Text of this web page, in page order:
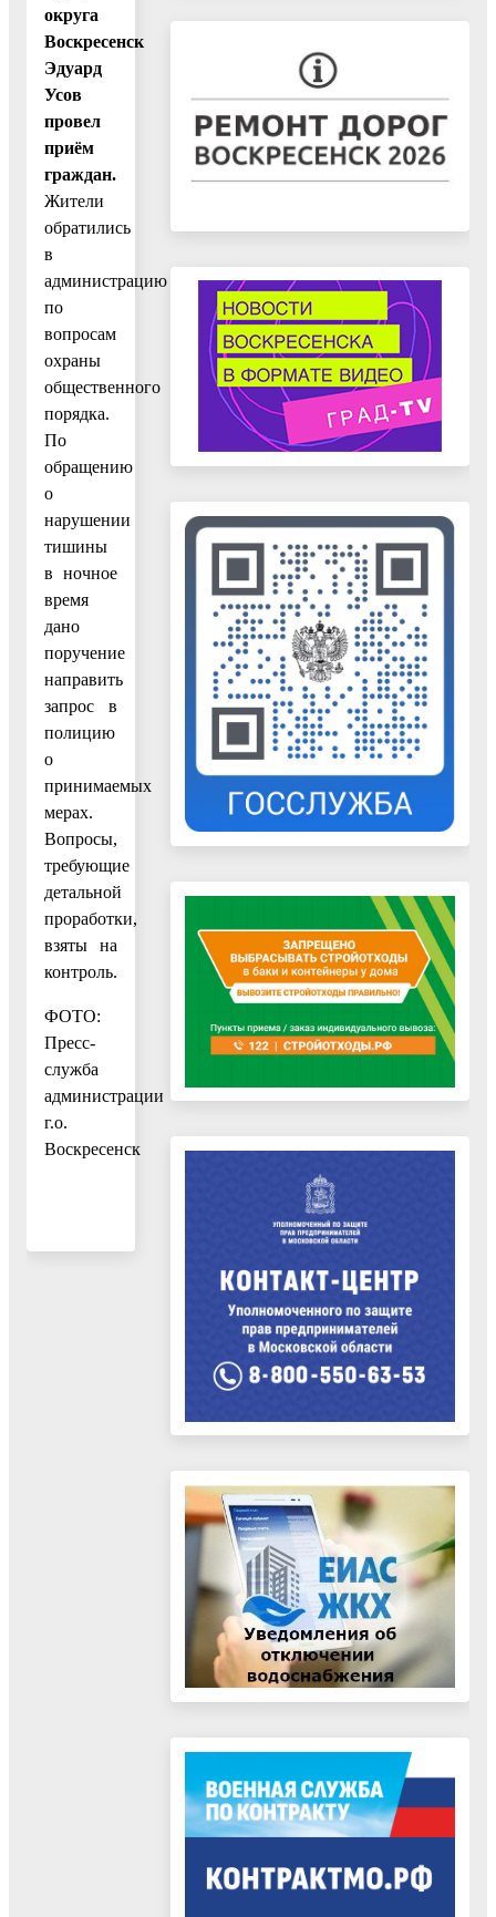
округа
Воскресенск
Эдуард
Усов
провел
приём
граждан.
Жители
обратились
в
администрацию
по
вопросам
охраны
общественного
порядка.
По
обращению
о
нарушении
тишины
в ночное
время
дано
поручение
направить
запрос в
полицию
о
принимаемых
мерах.
Вопросы,
требующие
детальной
проработки,
взяты на
контроль.
ФОТО:
Пресс-
служба
администрации
г.о.
Воскресенск